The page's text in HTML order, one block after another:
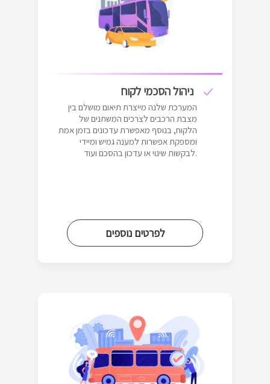
ניהול הסכמי לקוח
המערכת שלנה מייצרת תיאום מושלם בין
מצבת הרכבים לצרכים המשתנים של
הלקוח, בנוסף מאפשרת עדכונים בזמן אמת
ומספקת אפשרות למענה גמיש ומיידי
לבקשות שינוי או עדכון בהסכם ועוד.
לפרטים נוספים